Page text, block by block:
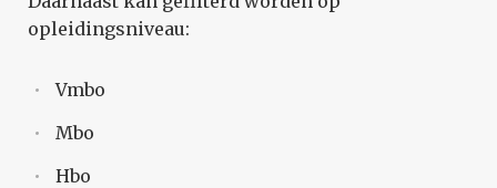
opleidingsniveau:
Vmbo
Mbo
Hbo